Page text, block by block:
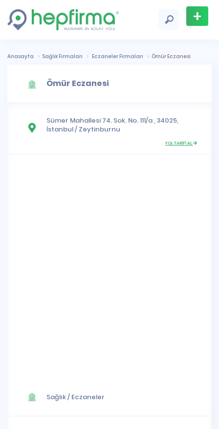
+
Ekle
Anasayfa Sağlık Firmaları Eczaneler Firmaları Ömür Eczanesi
Ömür Eczanesi
Sümer Mahallesi 74. Sok. No. 111/a , 34025,
İstanbul/ Zeytinburnu
YOL TARİFİ AL
Sağlık/ Eczaneler